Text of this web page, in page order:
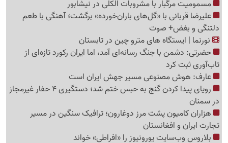
مسمومیت مرگبار با مشروبات الکلی در نیشابور
علیرضا قربانی با «گل‌های باران‌خورده» برگشت؛ آهنگی با طعم
دلتنگی و بغض+ صوت
نورنما | ایستگاه های مترو چین در تابستان
حضرتی: دشمن با جنگ رسانه‌ای آمد، اما ایران رکورد تازه‌ای از
تاب‌آوری ثبت کرد
عارف: هوش مصنوعی مسیر جهش ایران است
رویای پیدا کردن گنج به حبس ختم شد؛ دستگیری 4 حفار غیرمجاز
در سمنان
هزاران کامیون پشت مرز دوغارون؛ ترافیک سنگین در مسیر
تجارت ایران و افغانستان
بلاروس وب‌سایت یورونیوز را «افراطی» خواند